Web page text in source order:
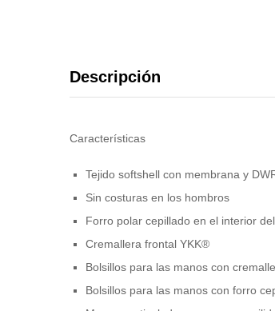
Descripción
Características
Tejido softshell con membrana y
Sin costuras en los hombros
Forro polar cepillado en el interior
Cremallera frontal YKK®
Bolsillos para las manos con
Bolsillos para las manos con forro